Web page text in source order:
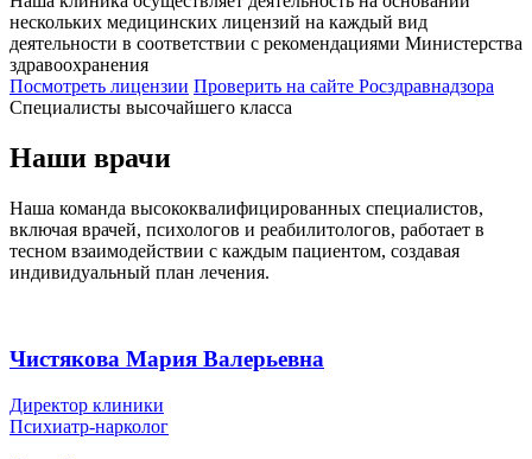
нескольких медицинских лицензий на каждый вид
деятельности в соответствии с рекомендациями Министерства
здравоохранения
Посмотреть лицензии Проверить на сайте Росздравнадзора
Специалисты высочайшего класса
Наши врачи
Наша команда высококвалифицированных специалистов,
включая врачей, психологов и реабилитологов, работает в
тесном взаимодействии с каждым пациентом, создавая
индивидуальный план лечения.
Чистякова Мария Валерьевна
Директор клиники
Психиатр-нарколог